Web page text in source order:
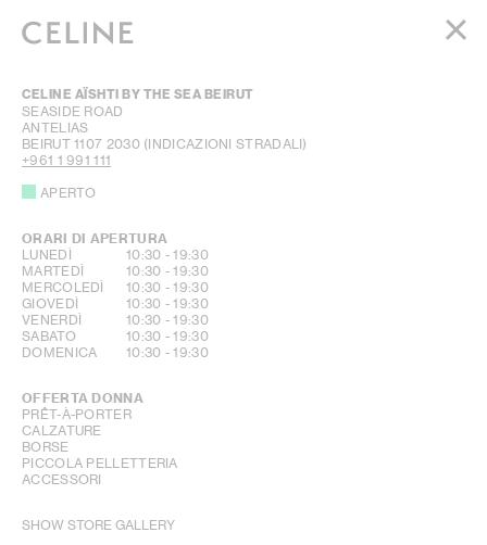
UOMO
HAUTE PARFUMERIE
BEAUTÉ
SHOPPING BAG (0)
CELINE AÏSHTI BY THE SEA BEIRUT
SEASIDE ROAD
ANTELIAS
BEIRUT 1107 2030 (INDICAZIONI STRADALI)
+961 1 991 111
APERTO
ORARI DI APERTURA
GIORNO DELLA SETTIMANAORE
LUNEDÌ 10:30 -19:30
MARTEDÌ
10:30 -19:30
MERCOLEDÌ
10:30 -19:30
GIOVEDÌ
10:30 -19:30
VENERDÌ
10:30 -19:30
SABATO
10:30 -19:30
DOMENICA
10:30 -19:30
OFFERTA DONNA
PRÊT-À-PORTER
CALZATURE
BORSE
PICCOLA PELLETTERIA
ACCESSORI
SHOW STORE GALLERY